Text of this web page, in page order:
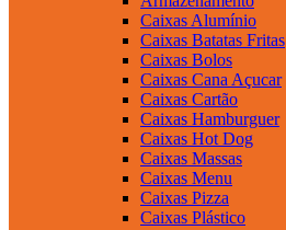
Caixas Alumínio
Caixas Batatas Fritas
Caixas Bolos
Caixas Cana Açucar
Caixas Cartão
Caixas Hamburguer
Caixas Hot Dog
Caixas Massas
Caixas Menu
Caixas Pizza
Caixas Plástico